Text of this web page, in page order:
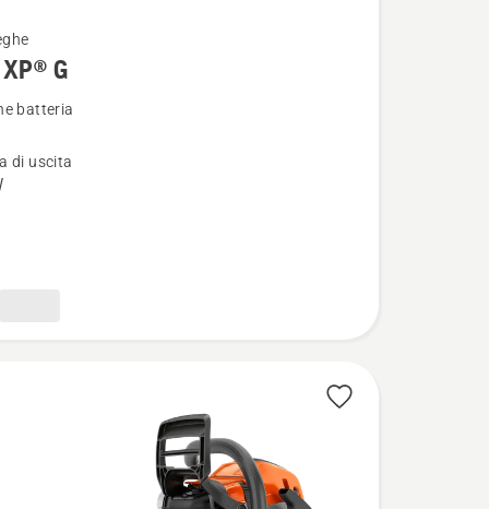
G
batteria
di uscita